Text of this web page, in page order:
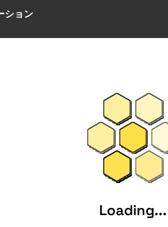
ション
Loading...